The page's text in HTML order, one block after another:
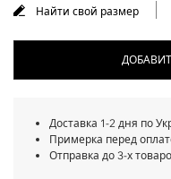
Найти свой размер
Доставка 1-2 дня по
Примерка перед
Отправка до 3-х